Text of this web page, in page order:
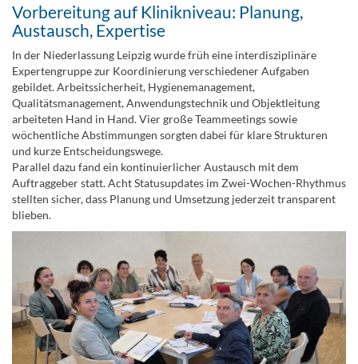
Vorbereitung auf Klinikniveau: Planung,
Austausch, Expertise
In der Niederlassung Leipzig wurde früh eine interdisziplinäre
Expertengruppe zur Koordinierung verschiedener Aufgaben
gebildet. Arbeitssicherheit, Hygienemanagement,
Qualitätsmanagement, Anwendungstechnik und Objektleitung
arbeiteten Hand in Hand. Vier große Teammeetings sowie
wöchentliche Abstimmungen sorgten dabei für klare Strukturen
und kurze Entscheidungswege.
Parallel dazu fand ein kontinuierlicher Austausch mit dem
Auftraggeber statt. Acht Statusupdates im Zwei-Wochen-Rhythmus
stellten sicher, dass Planung und Umsetzung jederzeit transparent
blieben.